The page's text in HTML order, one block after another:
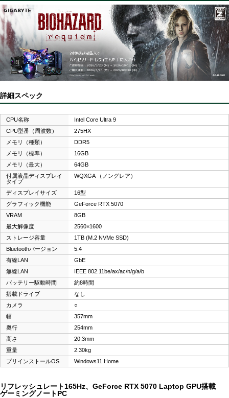
詳細スペック
CPU名称
Intel Core Ultra 9
CPU型番（周波数）
275HX
メモリ（種類）
DDR5
メモリ（標準）
16GB
メモリ（最大）
64GB
付属液晶ディスプレイ
タイプ
WQXGA （ノングレア）
ディスプレイサイズ
16型
グラフィック機能
GeForce RTX 5070
VRAM
8GB
最大解像度
2560×1600
ストレージ容量
1TB (M.2 NVMe SSD)
Bluetoothバージョン
5.4
有線LAN
GbE
無線LAN
IEEE 802.11be/ax/ac/n/g/a/b
バッテリー駆動時間
約8時間
搭載ドライブ
なし
カメラ
○
幅
357mm
奥行
254mm
高さ
20.3mm
重量
2.30kg
プリインストールOS
Windows11 Home
リフレッシュレート165Hz、GeForce RTX 5070 Laptop GPU搭載
ゲーミングノートPC